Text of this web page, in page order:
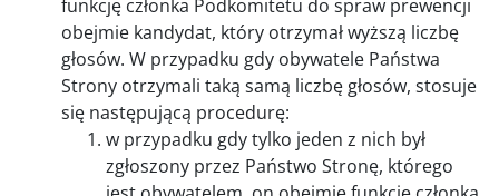
funkcję członka Podkomitetu do spraw prewencji
obejmie kandydat, który otrzymał wyższą liczbę
głosów. W przypadku gdy obywatele Państwa
Strony otrzymali taką samą liczbę głosów, stosuje
się następującą procedurę:
w przypadku gdy tylko jeden z nich był
zgłoszony przez Państwo Stronę, którego